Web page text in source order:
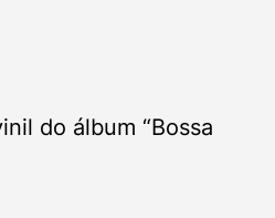
do álbum “Bossa